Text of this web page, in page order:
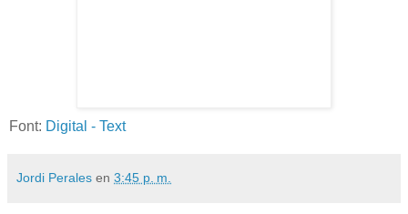
Font: Digital - Text
Jordi Perales en 3:45 p. m.